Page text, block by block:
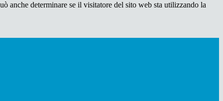
anche determinare se il visitatore del sito web sta utilizzando la